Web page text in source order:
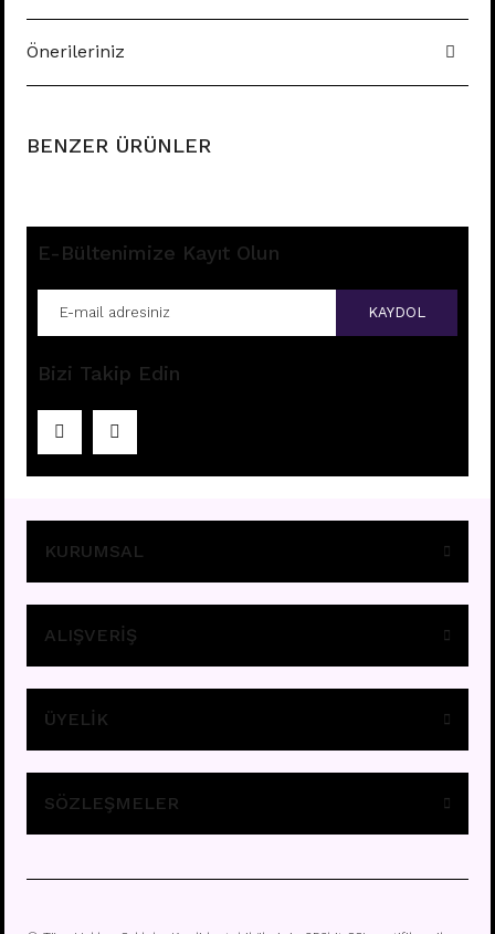
Önerileriniz
BENZER ÜRÜNLER
Fiyatları görebilmek içinüye girişi yapınız.
E-Bültenimize Kayıt Olun
KAYDOL
Bizi Takip Edin
KURUMSAL
ALIŞVERİŞ
ÜYELİK
SÖZLEŞMELER